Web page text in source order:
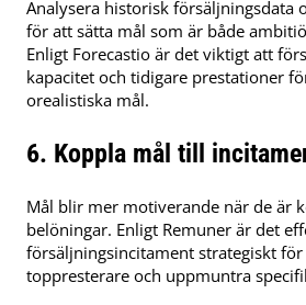
Analysera historisk försäljningsdata
för att sätta mål som är både
Enligt Forecastio är det viktigt att
kapacitet och tidigare prestationer
orealistiska mål.
6. Koppla mål till
Mål blir mer motiverande när de är
belöningar. Enligt Remuner är det
försäljningsincitament strategiskt
toppresterare och uppmuntra